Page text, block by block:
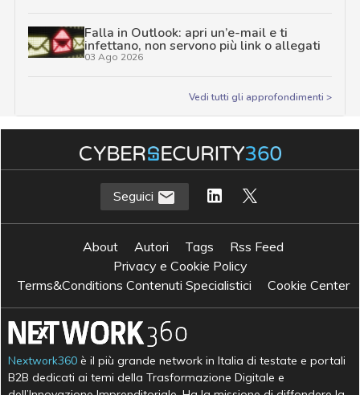
Falla in Outlook: apri un’e-mail e ti
infettano, non servono più link o allegati
03 Ago 2026
Vedi tutti gli approfondimenti >
Seguici
About Autori Tags
Rss Feed
Privacy e Cookie Policy
Terms&Conditions Contenuti Specialistici
Cookie Center
Nextwork360 è il più grande network in Italia di testate e portali
B2B dedicati ai temi della Trasformazione Digitale e